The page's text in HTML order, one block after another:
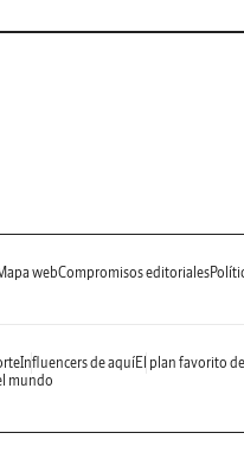
webCompromisos editoriales
Influencers de aquíEl plan favorito
mundo